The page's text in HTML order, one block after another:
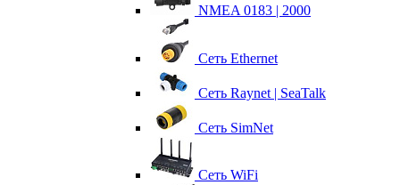
NMEA 0183 | 2000
Сеть Ethernet
Сеть Raynet | SeaTalk
Сеть SimNet
Сеть WiFi